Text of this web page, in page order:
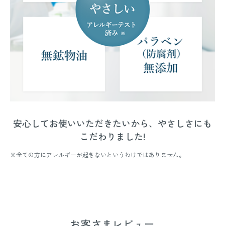
安心してお使いいただきたいから、やさしさにも
こだわりました!
※全ての方にアレルギーが起きないというわけではありません。